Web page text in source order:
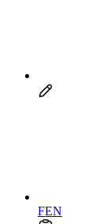
FEN